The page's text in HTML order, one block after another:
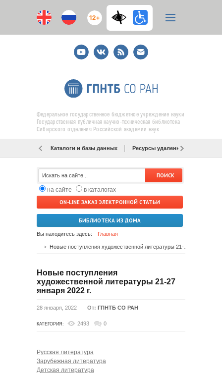
12+
YoutubeВКонтакте
RSS
E-
mail
подписка
Федеральное государственное бюджетное учреждение науки
Государственная публичная научно-техническая библиотека
Сибирского отделения Российской академии наук
Каталоги и базы данных Ресурсы удаленного доступа
на сайте
в каталогах
ON-LINE ЗАКАЗ ЭЛЕКТРОННОЙ СТАТЬИ
БИБЛИОТЕКА ИЗ ДОМА
Вы находитесь здесь: Главная
Новые поступления
художественной литературы 21-27
января 2022 г.
28 января, 2022 От: ГПНТБ СО РАН
КАТЕГОРИЯ: 2493 0
Русская литература
Зарубежная литература
Детская литература